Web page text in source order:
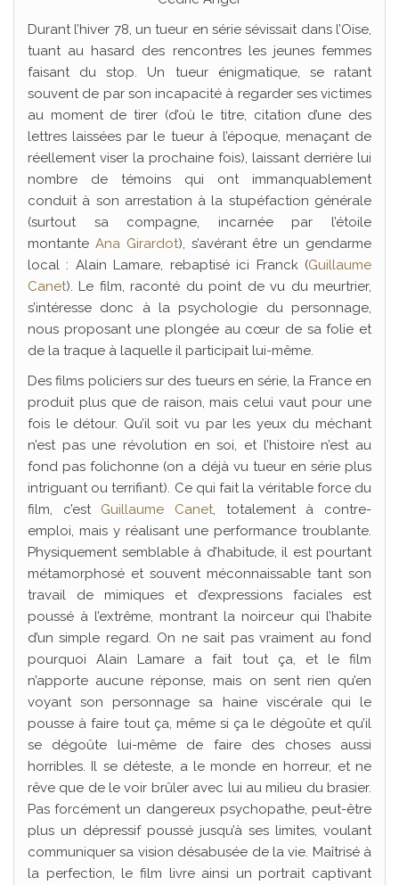
Durant l’hiver 78, un tueur en série sévissait dans l’Oise,
tuant au hasard des rencontres les jeunes femmes
faisant du stop. Un tueur énigmatique, se ratant
souvent de par son incapacité à regarder ses victimes
au moment de tirer (d’où le titre, citation d’une des
lettres laissées par le tueur à l’époque, menaçant de
réellement viser la prochaine fois), laissant derrière lui
nombre de témoins qui ont immanquablement
conduit à son arrestation à la stupéfaction générale
(surtout sa compagne, incarnée par l’étoile
montante Ana Girardot), s’avérant être un gendarme
local : Alain Lamare, rebaptisé ici Franck (Guillaume
Canet). Le film, raconté du point de vu du meurtrier,
s’intéresse donc à la psychologie du personnage,
nous proposant une plongée au cœur de sa folie et
de la traque à laquelle il participait lui-même.
Des films policiers sur des tueurs en série, la France en
produit plus que de raison, mais celui vaut pour une
fois le détour. Qu’il soit vu par les yeux du méchant
n’est pas une révolution en soi, et l’histoire n’est au
fond pas folichonne (on a déjà vu tueur en série plus
intriguant ou terrifiant). Ce qui fait la véritable force du
film, c’est Guillaume Canet, totalement à contre-
emploi, mais y réalisant une performance troublante.
Physiquement semblable à d’habitude, il est pourtant
métamorphosé et souvent méconnaissable tant son
travail de mimiques et d’expressions faciales est
poussé à l’extrême, montrant la noirceur qui l’habite
d’un simple regard. On ne sait pas vraiment au fond
pourquoi Alain Lamare a fait tout ça, et le film
n’apporte aucune réponse, mais on sent rien qu’en
voyant son personnage sa haine viscérale qui le
pousse à faire tout ça, même si ça le dégoûte et qu’il
se dégoûte lui-même de faire des choses aussi
horribles. Il se déteste, a le monde en horreur, et ne
rêve que de le voir brûler avec lui au milieu du brasier.
Pas forcément un dangereux psychopathe, peut-être
plus un dépressif poussé jusqu’à ses limites, voulant
communiquer sa vision désabusée de la vie. Maîtrisé à
la perfection, le film livre ainsi un portrait captivant